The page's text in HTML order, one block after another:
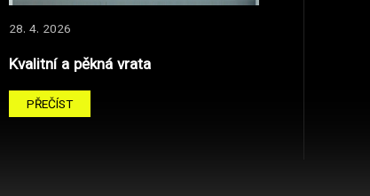
28. 4. 2026
Kvalitní a pěkná vrata
PŘEČÍST